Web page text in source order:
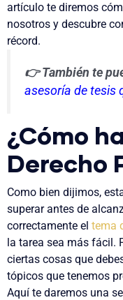
artículo te diremos
nosotros y descubre
récord.
👉 También te
asesoría de tesis
¿Cómo
Derecho
Como bien dijimos,
superar antes de
correctamente el tema
la tarea sea más fácil.
ciertas cosas que
tópicos que tenemos
Aquí te daremos una